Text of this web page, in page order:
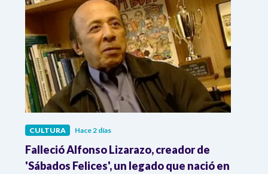
CULTURA Hace 2 días
Falleció Alfonso Lizarazo, creador de
'Sábados Felices', un legado que nació en